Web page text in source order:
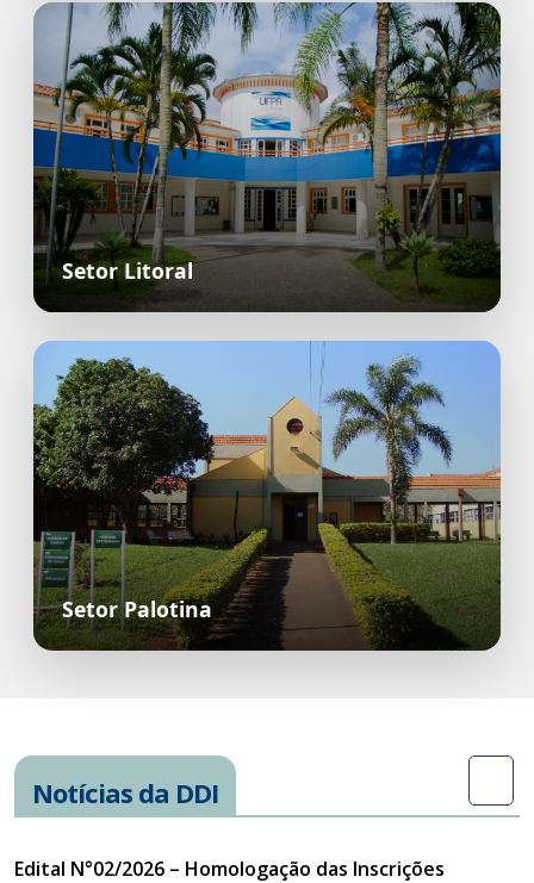
Setor Litoral
Setor Palotina
Notícias da DDI
Edital N°02/2026 – Homologação das Inscrições